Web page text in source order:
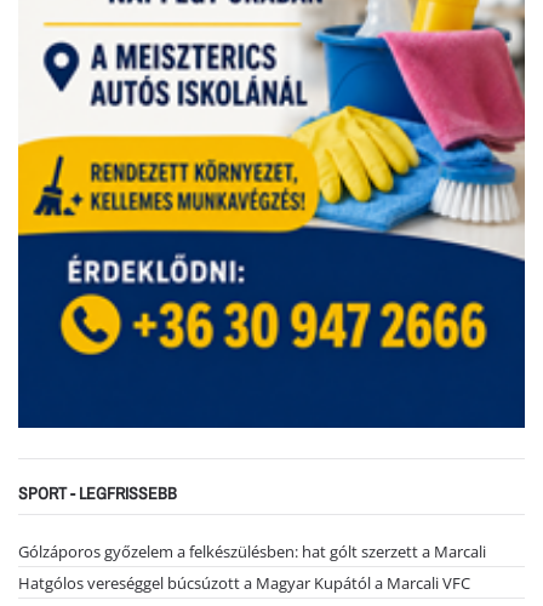
SPORT - LEGFRISSEBB
Gólzáporos győzelem a felkészülésben: hat gólt szerzett a Marcali
Hatgólos vereséggel búcsúzott a Magyar Kupától a Marcali VFC